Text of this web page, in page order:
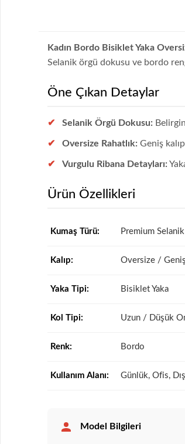
Kadın Bordo Bisiklet Yaka
Selanik örgü dokusu ve bordo
Öne Çıkan Detaylar
Selanik Örgü Dokusu:
Oversize Rahatlık: Geniş
Vurgulu Ribana Detayları:
Ürün Özellikleri
Kumaş Türü: Premium
Kalıp: Oversize /
Yaka Tipi: Bisiklet Yaka
Kol Tipi: Uzun / Düşük
Renk: Bordo
Kullanım Alanı: Günlük, Ofis,
Model Bilgileri